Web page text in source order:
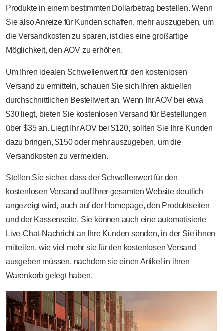
Produkte in einem bestimmten Dollarbetrag bestellen. Wenn
Sie also Anreize für Kunden schaffen, mehr auszugeben, um
die Versandkosten zu sparen, ist dies eine großartige
Möglichkeit, den AOV zu erhöhen.
Um Ihren idealen Schwellenwert für den kostenlosen
Versand zu ermitteln, schauen Sie sich Ihren aktuellen
durchschnittlichen Bestellwert an. Wenn Ihr AOV bei etwa
$30 liegt, bieten Sie kostenlosen Versand für Bestellungen
über $35 an. Liegt Ihr AOV bei $120, sollten Sie Ihre Kunden
dazu bringen, $150 oder mehr auszugeben, um die
Versandkosten zu vermeiden.
Stellen Sie sicher, dass der Schwellenwert für den
kostenlosen Versand auf Ihrer gesamten Website deutlich
angezeigt wird, auch auf der Homepage, den Produktseiten
und der Kassenseite. Sie können auch eine automatisierte
Live-Chat-Nachricht an Ihre Kunden senden, in der Sie ihnen
mitteilen, wie viel mehr sie für den kostenlosen Versand
ausgeben müssen, nachdem sie einen Artikel in ihren
Warenkorb gelegt haben.